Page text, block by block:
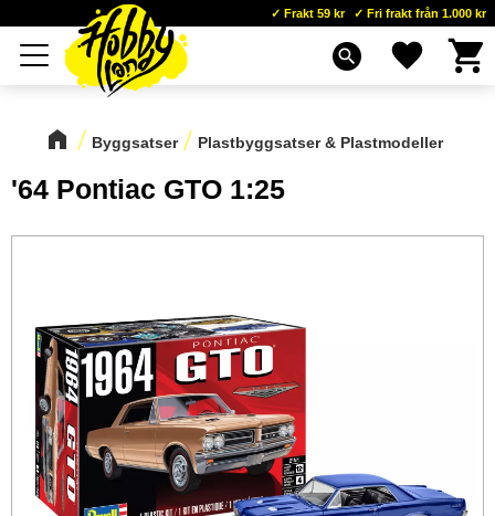
Meny
Frakt 59 kr Fri frakt från 1.000 kr
search Favoriter
Byggsatser Plastbyggsatser & Plastmodeller
'64 Pontiac GTO 1:25